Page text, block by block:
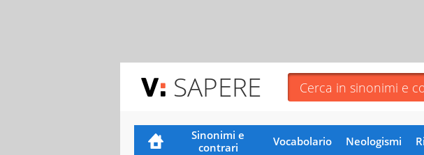
SAPERE
Sinonimi e
contrari
Vocabolario Neologismi